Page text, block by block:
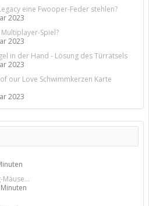
eine Fwooper-Feder stehlen?
2023
Spiel?
2023
in der Hand - Lösung des Türrätsels
2023
our Love Schwimmkerzen Karte
2023